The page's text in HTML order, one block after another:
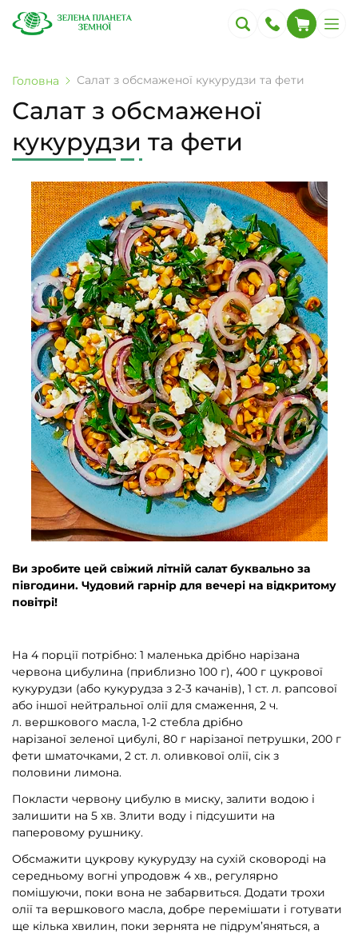
Головна Салат з обсмаженої кукурудзи та фети
Салат з обсмаженої
кукурудзи та фети
Ви зробите цей свіжий літній салат буквально за
півгодини. Чудовий гарнір для вечері на відкритому
повітрі!
На 4 порції потрібно: 1 маленька дрібно нарізана
червона цибулина (приблизно 100 г), 400 г цукрової
кукурудзи (або кукурудза з 2-3 качанів), 1 ст. л. рапсової
або іншої нейтральної олії для смаження, 2 ч.
л. вершкового масла, 1-2 стебла дрібно
нарізаної зеленої цибулі, 80 г нарізаної петрушки, 200 г
фети шматочками, 2 ст. л. оливкової олії, сік з
половини лимона.
Покласти червону цибулю в миску, залити водою і
залишити на 5 хв. Злити воду і підсушити на
паперовому рушнику.
Обсмажити цукрову кукурудзу на сухій сковороді на
середньому вогні упродовж 4 хв., регулярно
помішуючи, поки вона не забарвиться. Додати трохи
олії та вершкового масла, добре перемішати і готувати
ще кілька хвилин, поки зернята не підрум’яняться, а